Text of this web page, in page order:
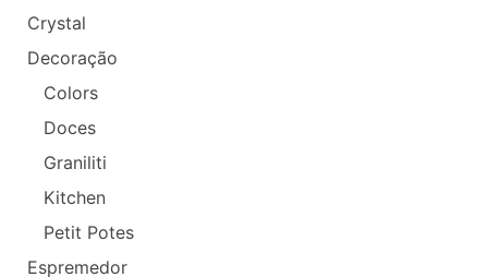
Crystal
Decoração
Colors
Doces
Graniliti
Kitchen
Petit Potes
Espremedor